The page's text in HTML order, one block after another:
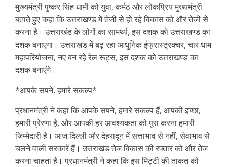
मुख्यमंत्री पुष्कर सिंह धामी को युवा, कर्मठ और लोकप्रिय मुख्यमंत्री
बताते हुए कहा कि उत्तराखण्ड में तेजी से हो रहे विकास को और तेजी से
करना है। उत्तराखंड के लोगों का सामर्थ्य, इस दशक को उत्तराखण्ड का
दशक बनाएगा। उत्तराखंड में बढ़ रहा आधुनिक इंफ्रास्ट्रक्चर, चार धाम
महापरियोजना, नए बन रहे रेल रूट्स, इस दशक को उत्तराखण्ड का
दशक बनाएंगे।
*आपके सपने, हमारे संकल्प*
प्रधानमंत्री ने कहा कि आपके सपने, हमारे संकल्प हैं, आपकी इच्छा,
हमारी प्रेरणा है, और आपकी हर आवश्यकता को पूरा करना हमारी
जिम्मेदारी है। आज दिल्ली और देहरादून में सत्ताभाव से नहीं, सेवाभाव से
चलने वाली सरकारें हैं। उत्तराखंड तेज विकास की रफ्तार को और तेज
करना चाहता है। प्रधानमंत्री ने कहा कि इस मिट्टी की ताकत को